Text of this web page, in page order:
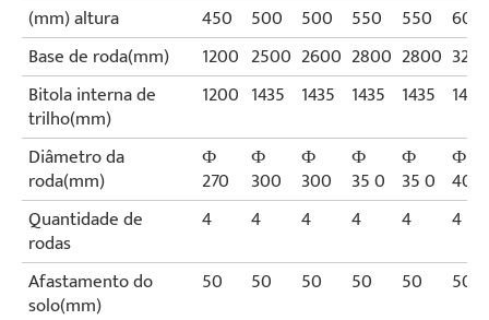
(mm) altura
450 500 500 550 550
600
Base de roda(mm)
1200 2500 2600 2800 2800
Bitola interna de
trilho(mm)
1200 1435 1435 1435 1435 1435
Diâmetro da
roda(mm)
Ф
270
Ф
300
Ф
300
Ф
35 0
Ф
35 0
Ф
400
Quantidade de
rodas
4 4 4 4 4
4
Afastamento do
solo(mm)
50 50 50 50 50
50